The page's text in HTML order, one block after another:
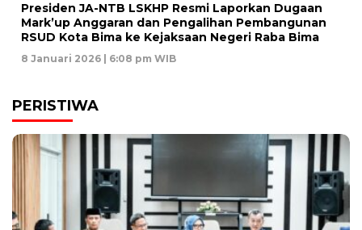
Presiden JA-NTB LSKHP Resmi Laporkan Dugaan
Mark’up Anggaran dan Pengalihan Pembangunan
RSUD Kota Bima ke Kejaksaan Negeri Raba Bima
8 Januari 2026 | 6:08 pm WIB
PERISTIWA